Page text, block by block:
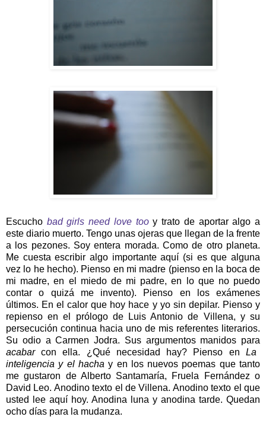
Escucho bad girls need love too y trato de aportar algo a
este diario muerto. Tengo unas ojeras que llegan de la frente
a los pezones. Soy entera morada. Como de otro planeta.
Me cuesta escribir algo importante aquí (si es que alguna
vez lo he hecho). Pienso en mi madre (pienso en la boca de
mi madre, en el miedo de mi padre, en lo que no puedo
contar o quizá me invento). Pienso en los exámenes
últimos. En el calor que hoy hace y yo sin depilar. Pienso y
repienso en el prólogo de Luis Antonio de Villena, y su
persecución continua hacia uno de mis referentes literarios.
Su odio a Carmen Jodra. Sus argumentos manidos para
acabarcon ella. ¿Qué necesidad hay? Pienso en La
inteligencia y el hacha y en los nuevos poemas que tanto
me gustaron de Alberto Santamaría, Fruela Fernández o
David Leo. Anodino texto el de Villena. Anodino texto el que
usted lee aquí hoy. Anodina luna y anodina tarde. Quedan
ocho días para la mudanza.